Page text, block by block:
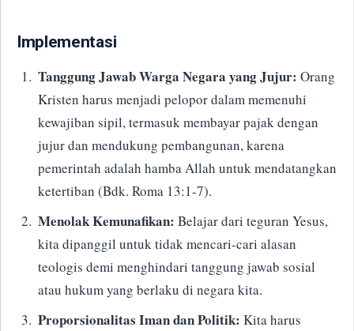
​Implementasi
Tanggung Jawab Warga Negara yang Jujur: Orang
Kristen harus menjadi pelopor dalam memenuhi
kewajiban sipil, termasuk membayar pajak dengan
jujur dan mendukung pembangunan, karena
pemerintah adalah hamba Allah untuk mendatangkan
ketertiban (Bdk. Roma 13:1-7).
Menolak Kemunafikan: Belajar dari teguran Yesus,
kita dipanggil untuk tidak mencari-cari alasan
teologis demi menghindari tanggung jawab sosial
atau hukum yang berlaku di negara kita.
Proporsionalitas Iman dan Politik: Kita harus